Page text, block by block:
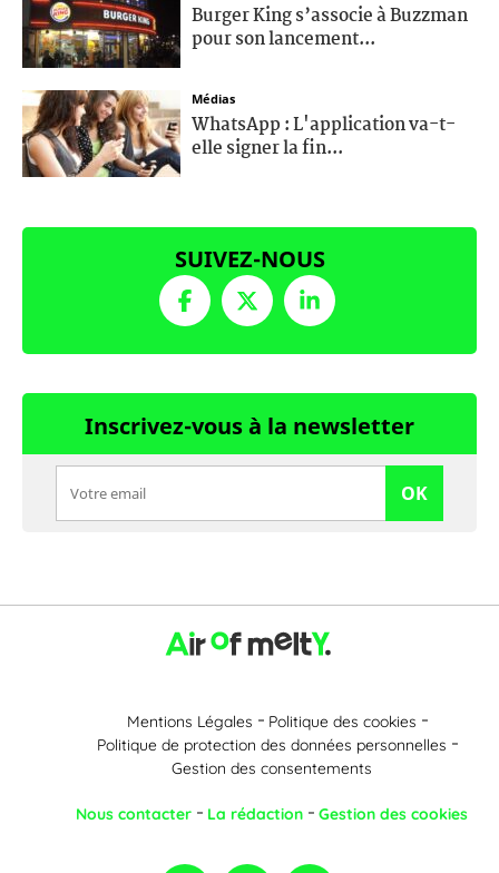
Burger King s’associe à Buzzman
pour son lancement...
Médias
WhatsApp : L'application va-t-
elle signer la fin...
SUIVEZ-NOUS
Inscrivez-vous à la newsletter
OK
Mentions Légales
Politique des cookies
Politique de protection des données personnelles
Gestion des consentements
Nous contacter La rédaction Gestion des cookies